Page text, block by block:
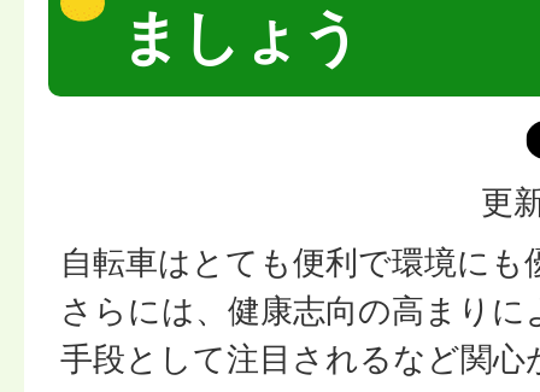
ましょう
更
自転車はとても便利で環境に
さらには、健康志向の高まりに
手段として注目されるなど関